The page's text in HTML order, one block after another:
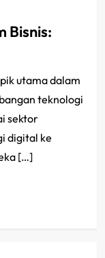
Bisnis:
utama dalam
teknologi
sektor
digital ke
[…]